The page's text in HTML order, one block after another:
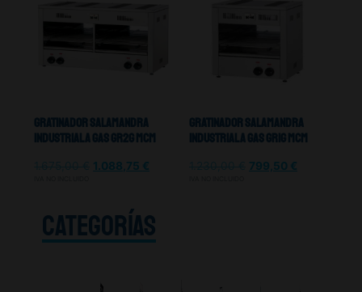
Gratinador Salamandra
Industrial A Gas GR2G MCM
1.088,75 €
Gratinador Salamandra
Industrial A Gas GR1G Mcm
799,50 €
CATEGORÍAS